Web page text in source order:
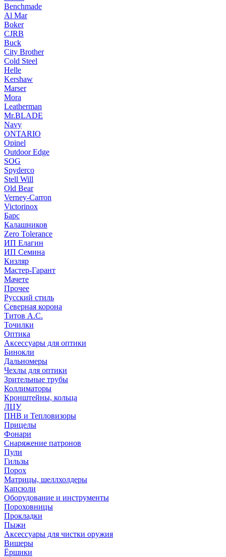
Benchmade
Al Mar
Boker
CJRB
Buck
City Brother
Cold Steel
Helle
Kershaw
Marser
Mora
Leatherman
Mr.BLADE
Navy
ONTARIO
Opinel
Outdoor Edge
SOG
Spyderco
Stell Will
Old Bear
Verney-Carron
Victorinox
Барс
Калашников
Zero Tolerance
ИП Елагин
ИП Семина
Кизляр
Мастер-Гарант
Мачете
Прочее
Русский стиль
Северная корона
Титов А.С.
Точилки
Оптика
Аксессуары для оптики
Бинокли
Дальномеры
Чехлы для оптики
Зрительные трубы
Коллиматоры
Кронштейны, кольца
ЛЦУ
ПНВ и Тепловизоры
Прицелы
Фонари
Снаряжение патронов
Пули
Гильзы
Порох
Матрицы, шеллхолдеры
Капсюли
Оборудование и инструменты
Пороховницы
Прокладки
Пыжи
Аксессуары для чистки оружия
Вишеры
Ёршики